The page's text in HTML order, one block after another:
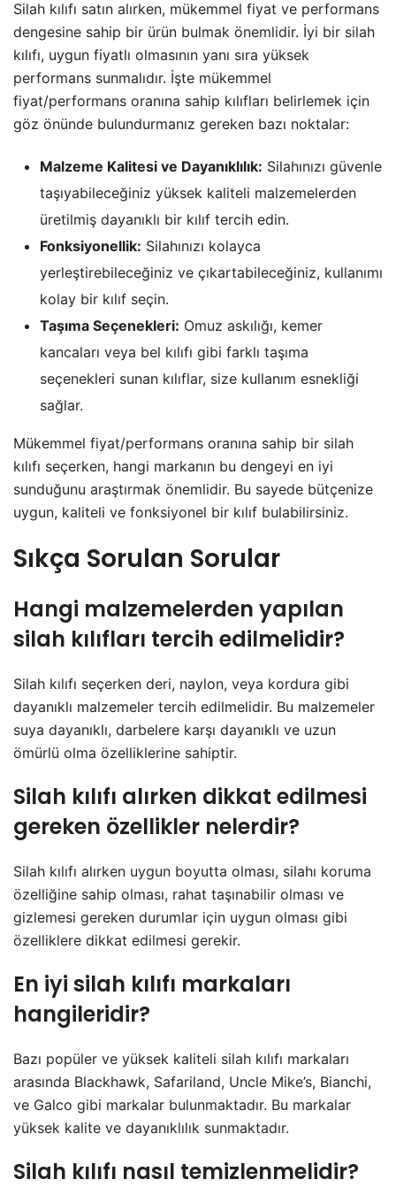
Silah kılıfı satın alırken, mükemmel fiyat ve performans
dengesine sahip bir ürün bulmak önemlidir. İyi bir silah
kılıfı, uygun fiyatlı olmasının yanı sıra yüksek
performans sunmalıdır. İşte mükemmel
fiyat/performans oranına sahip kılıfları belirlemek için
göz önünde bulundurmanız gereken bazı noktalar:
Malzeme Kalitesi ve Dayanıklılık: Silahınızı güvenle
taşıyabileceğiniz yüksek kaliteli malzemelerden
üretilmiş dayanıklı bir kılıf tercih edin.
Fonksiyonellik: Silahınızı kolayca
yerleştirebileceğiniz ve çıkartabileceğiniz, kullanımı
kolay bir kılıf seçin.
Taşıma Seçenekleri: Omuz askılığı, kemer
kancaları veya bel kılıfı gibi farklı taşıma
seçenekleri sunan kılıflar, size kullanım esnekliği
sağlar.
Mükemmel fiyat/performans oranına sahip bir silah
kılıfı seçerken, hangi markanın bu dengeyi en iyi
sunduğunu araştırmak önemlidir. Bu sayede bütçenize
uygun, kaliteli ve fonksiyonel bir kılıf bulabilirsiniz.
Sıkça Sorulan Sorular
Hangi malzemelerden yapılan
silah kılıfları tercih edilmelidir?
Silah kılıfı seçerken deri, naylon, veya kordura gibi
dayanıklı malzemeler tercih edilmelidir. Bu malzemeler
suya dayanıklı, darbelere karşı dayanıklı ve uzun
ömürlü olma özelliklerine sahiptir.
Silah kılıfı alırken dikkat edilmesi
gereken özellikler nelerdir?
Silah kılıfı alırken uygun boyutta olması, silahı koruma
özelliğine sahip olması, rahat taşınabilir olması ve
gizlemesi gereken durumlar için uygun olması gibi
özelliklere dikkat edilmesi gerekir.
En iyi silah kılıfı markaları
hangileridir?
Bazı popüler ve yüksek kaliteli silah kılıfı markaları
arasında Blackhawk, Safariland, Uncle Mike’s, Bianchi,
ve Galco gibi markalar bulunmaktadır. Bu markalar
yüksek kalite ve dayanıklılık sunmaktadır.
Silah kılıfı nasıl temizlenmelidir?